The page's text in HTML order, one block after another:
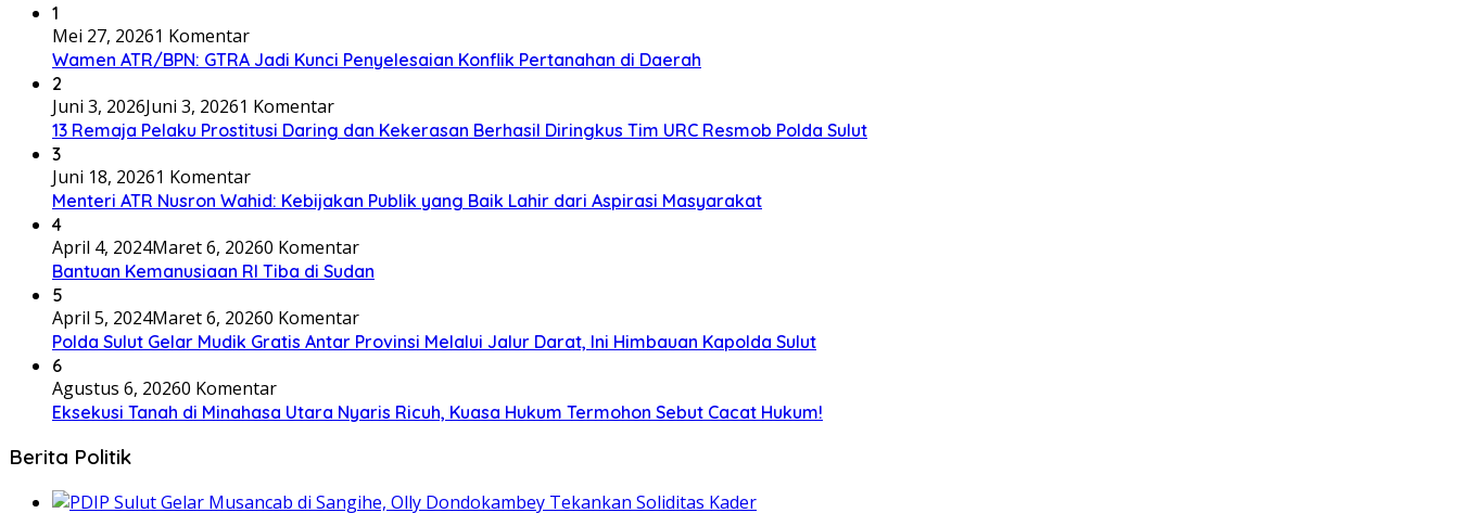
1
Mei 27, 20261 Komentar
Wamen ATR/BPN: GTRA Jadi Kunci Penyelesaian Konflik Pertanahan di Daerah
2
Juni 3, 2026Juni 3, 20261 Komentar
13 Remaja Pelaku Prostitusi Daring dan Kekerasan Berhasil Diringkus Tim URC Resmob Polda Sulut
3
Juni 18, 20261 Komentar
Menteri ATR Nusron Wahid: Kebijakan Publik yang Baik Lahir dari Aspirasi Masyarakat
4
April 4, 2024Maret 6, 20260 Komentar
Bantuan Kemanusiaan RI Tiba di Sudan
5
April 5, 2024Maret 6, 20260 Komentar
Polda Sulut Gelar Mudik Gratis Antar Provinsi Melalui Jalur Darat, Ini Himbauan Kapolda Sulut
6
Agustus 6, 20260 Komentar
Eksekusi Tanah di Minahasa Utara Nyaris Ricuh, Kuasa Hukum Termohon Sebut Cacat Hukum!
Berita Politik